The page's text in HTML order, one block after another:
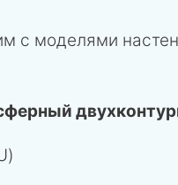
с моделями